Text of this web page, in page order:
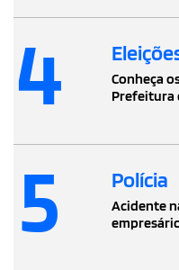
4
Conheça
Prefeitura
5 Polícia
Acidente